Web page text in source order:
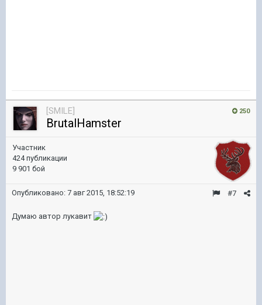
250
[SMILE]
BrutalHamster
Участник
424 публикации
9 901 бой
#7
Опубликовано: 7 авг 2015, 18:52:19
Думаю автор лукавит